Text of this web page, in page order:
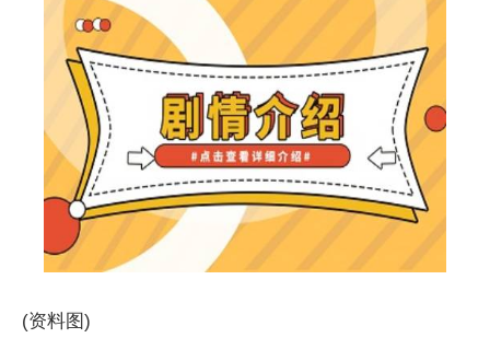
(资料图)